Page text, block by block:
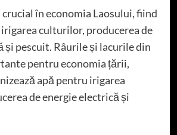
în economia Laosului, fiind
culturilor, producerea de
și pescuit. Râurile și lacurile din
pentru economia țării,
apă pentru irigarea
de energie electrică și